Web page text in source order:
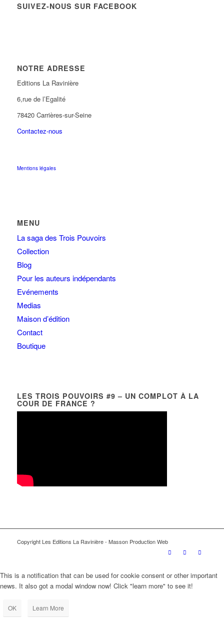
SUIVEZ-NOUS SUR FACEBOOK
NOTRE ADRESSE
Editions La Ravinière
6,rue de l’Egalité
78420 Carrières-sur-Seine
Contactez-nous
Mentions légales
MENU
La saga des Trois Pouvoirs
Collection
Blog
Pour les auteurs indépendants
Evénements
Medias
Maison d’édition
Contact
Boutique
LES TROIS POUVOIRS #9 – UN COMPLOT À LA
COUR DE FRANCE ?
Copyright Les Editions La Ravinière - Masson Production Web
This is a notification that can be used for cookie consent or other important
news. It also got a modal window now! Click "learn more" to see it!
OK Learn More